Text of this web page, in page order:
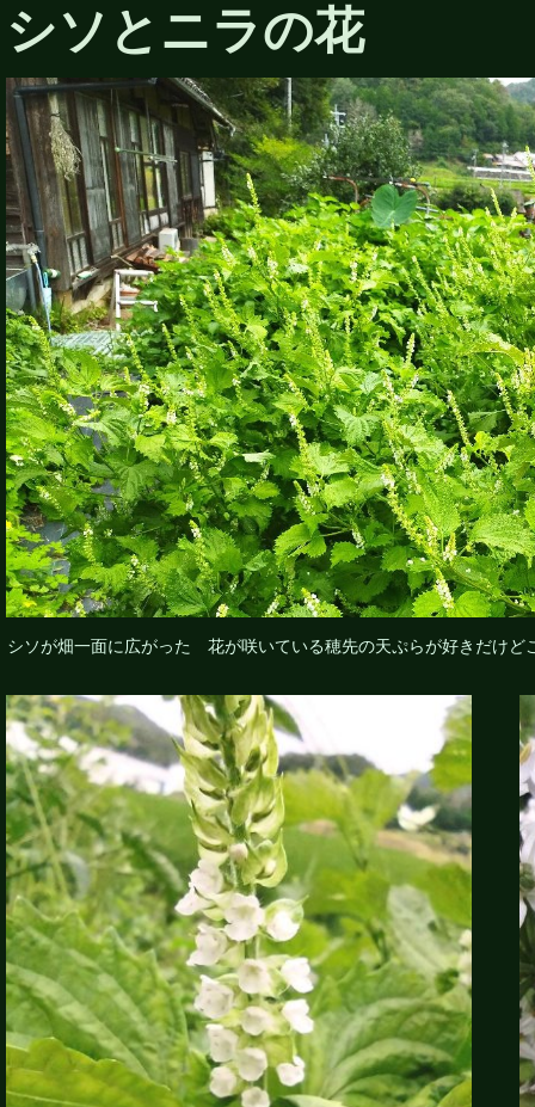
シソとニラの花
シソが畑一面に広がった 花が咲いている穂先の天ぷらが好きだけど